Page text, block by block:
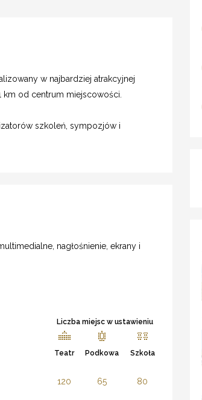
w najbardziej atrakcyjnej
km od centrum miejscowości.
szkoleń, sympozjów i
nagłośnienie, ekrany i
Liczba miejsc w ustawieniu
Teatr Podkowa Szkoła
120 65 80